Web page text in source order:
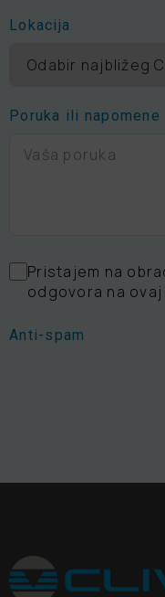
Lokacija
Poruka ili napomene
Pristajem na
odgovora na ovaj
Anti-spam